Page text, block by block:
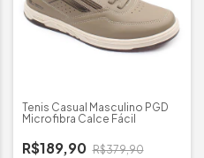
Tenis Casual Masculino PGD
Microfibra Calce Fácil
R$189,90 R$379,90